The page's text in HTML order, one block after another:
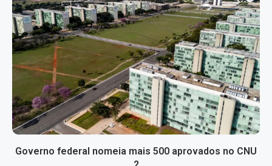
Governo federal nomeia mais 500 aprovados no CNU